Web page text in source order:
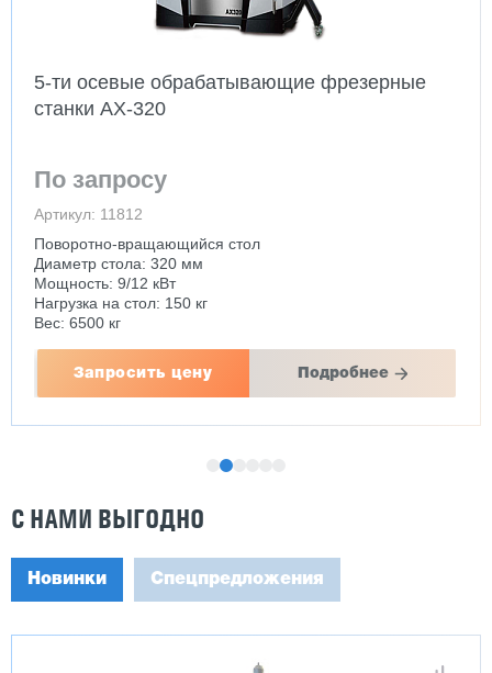
5-ти осевые обрабатывающие фрезерные
станки AX-320
По запросу
Артикул: 11812
Поворотно-вращающийся стол
Диаметр стола: 320 мм
Мощность: 9/12 кВт
Нагрузка на стол: 150 кг
Вес: 6500 кг
Запросить цену Подробнее
С НАМИ ВЫГОДНО
Новинки Спецпредложения